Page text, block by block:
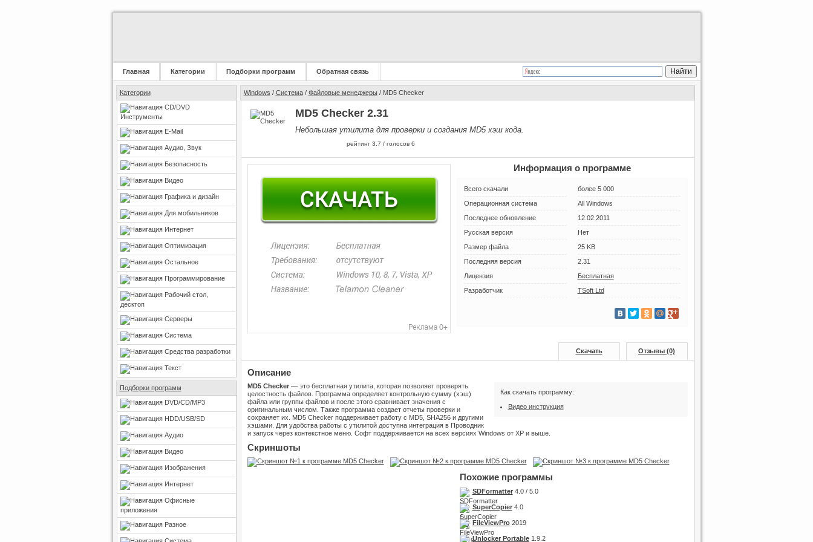
Главная Категории Подборки программ Обратная связь
Категории
CD/DVD
Инструменты
E-Mail
Аудио, Звук
Безопасность
Видео
Графика и дизайн
Для мобильников
Интернет
Оптимизация
Остальное
Программирование
Рабочий стол,
десктоп
Серверы
Система
Средства разработки
Текст
Подборки программ
DVD/CD/MP3
HDD/USB/SD
Аудио
Видео
Изображения
Интернет
Офисные
приложения
Разное
Windows / Система/ Файловые менеджеры/ MD5 Checker
MD5 Checker 2.31
Небольшая утилита для проверки и создания MD5 хэш кода.
рейтинг 3.7 / голосов 6
Информация о программе
Всего скачали
более 5 000
Операционная система
All Windows
Последнее обновление
12.02.2011
Русская версия
Нет
Размер файла
25 KB
Последняя версия
2.31
Лицензия
Бесплатная
Разработчик
TSoft Ltd
Отзывы (0)
Скачать
Описание
Как скачать программу:
Видео инструкция
MD5 Checker— это бесплатная утилита, которая позволяет проверять
целостность файлов. Программа определяет контрольную сумму (хэш)
файла или группы файлов и после этого сравнивает значения с
оригинальным числом. Также программа создает отчеты проверки и
сохраняет их. MD5 Checker поддерживает работу с MD5, SHA256 и другими
хэшами. Для удобства работы с утилитой доступна интеграция в Проводник
и запуск через контекстное меню. Софт поддерживается на всех версиях Windows от XP и выше.
Скриншоты
Похожие программы
SDFormatter4.0 / 5.0
SuperCopier4.0
FileViewPro2019
Unlocker Portable1.9.2